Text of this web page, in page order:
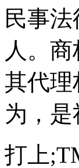
民事
人。
其代理
为，
打上